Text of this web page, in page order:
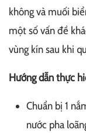
không và muối
một số vấn đề
vùng kín sau khi
Hướng dẫn thực
Chuẩn bị 1
nước pha